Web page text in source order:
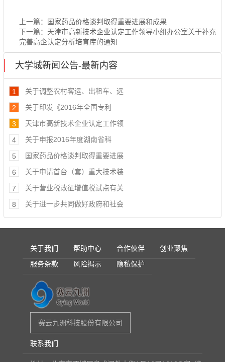
上一篇：
国家药品价格谈判取得重要进展和成果
下一篇： 天津市高新技术企业认定工作领导小组办公室关于补充
完善高企认定分析培育库的通知
大学城新闻公告-最新内容
关于调整农村客运、出租车、远
1
关于印发《2016年全国专利
2
天津市高新技术企业认定工作领
3
关于申报2016年度湖南省科
4
国家药品价格谈判取得重要进展
5
关于申请首台（套）重大技术装
6
关于营业税改征增值税试点有关
7
关于进一步共同做好政府和社会
8
关于我们 帮助中心 合作伙伴
创业聚焦
服务条款
风险揭示 隐私保护
赛云九洲科技股份有限公司
联系我们